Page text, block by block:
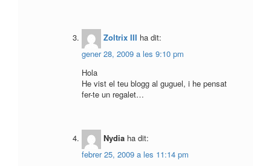
Zoltrix III ha dit:
gener 28, 2009 a les 9:10 pm
Hola
He vist el teu blogg al guguel, i he pensat
fer-te un regalet…
Nydia ha dit:
febrer 25, 2009 a les 11:14 pm